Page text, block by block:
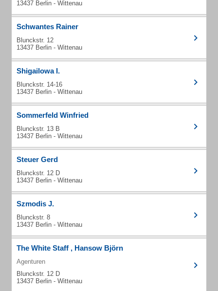
13437 Berlin - Wittenau
Schwantes Rainer
Blunckstr. 12
13437 Berlin - Wittenau
Shigailowa I.
Blunckstr. 14-16
13437 Berlin - Wittenau
Sommerfeld Winfried
Blunckstr. 13 B
13437 Berlin - Wittenau
Steuer Gerd
Blunckstr. 12 D
13437 Berlin - Wittenau
Szmodis J.
Blunckstr. 8
13437 Berlin - Wittenau
The White Staff , Hansow Björn
Agenturen
Blunckstr. 12 D
13437 Berlin - Wittenau